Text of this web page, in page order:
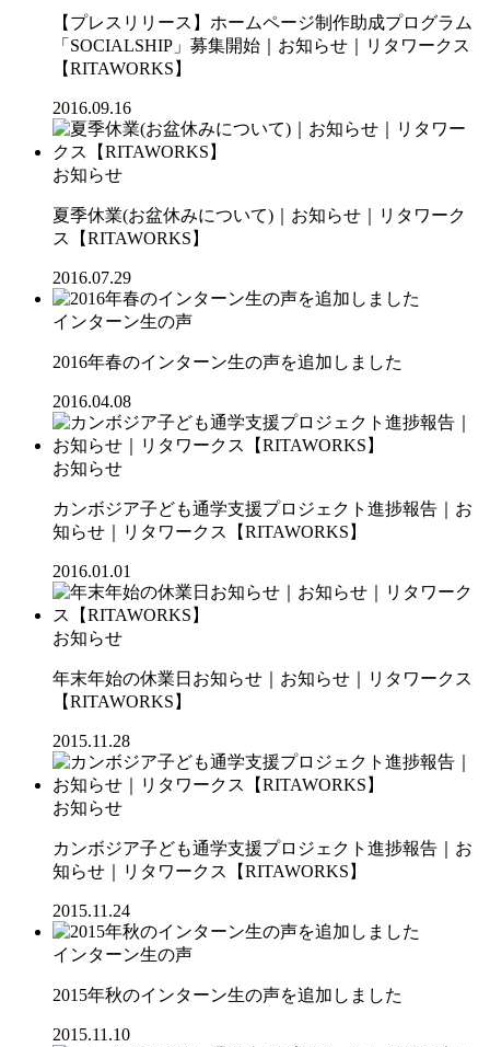
【プレスリリース】ホームページ制作助成プログラム
「SOCIALSHIP」募集開始｜お知らせ｜リタワークス
【RITAWORKS】
2016.09.16
お知らせ
夏季休業(お盆休みについて)｜お知らせ｜リタワーク
ス【RITAWORKS】
2016.07.29
インターン生の声
2016年春のインターン生の声を追加しました
2016.04.08
お知らせ
カンボジア子ども通学支援プロジェクト進捗報告｜お
知らせ｜リタワークス【RITAWORKS】
2016.01.01
お知らせ
年末年始の休業日お知らせ｜お知らせ｜リタワークス
【RITAWORKS】
2015.11.28
お知らせ
カンボジア子ども通学支援プロジェクト進捗報告｜お
知らせ｜リタワークス【RITAWORKS】
2015.11.24
インターン生の声
2015年秋のインターン生の声を追加しました
2015.11.10